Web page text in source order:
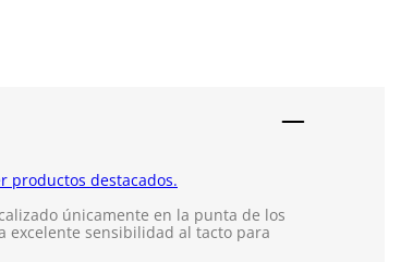
productos destacados.
únicamente en la punta de los
excelente sensibilidad al tacto para